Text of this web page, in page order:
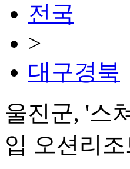
전국
>
대구경북
울진군, '스
입 오션리